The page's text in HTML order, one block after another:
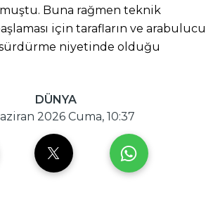
Buna rağmen teknik
için tarafların ve arabulucu
niyetinde olduğu
DÜNYA
2026 Cuma, 10:37